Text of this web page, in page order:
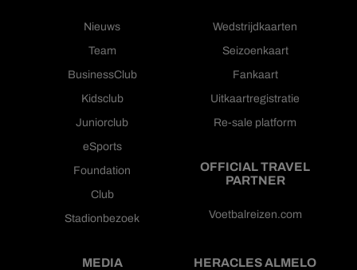
Nieuws
Team
BusinessClub
Kidsclub
Juniorclub
eSports
Foundation
Club
Stadionbezoek
Wedstrijdkaarten
Seizoenkaart
Fankaart
Uitkaartregistratie
Re-sale platform
OFFICIAL TRAVEL
PARTNER
Voetbalreizen.com
MEDIA HERACLES ALMELO